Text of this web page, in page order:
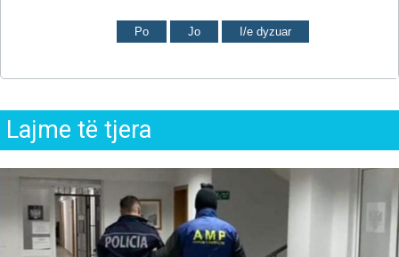
Po Jo I/e dyzuar
Lajme të tjera